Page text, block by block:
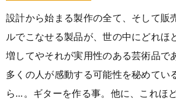
設計から始まる製作の全て、そして販
ルでこなせる製品が、世の中にどれほ
増してやそれが実用性のある芸術品で
多くの人が感動する可能性を秘めてい
ら…。ギターを作る事。他に、これほ